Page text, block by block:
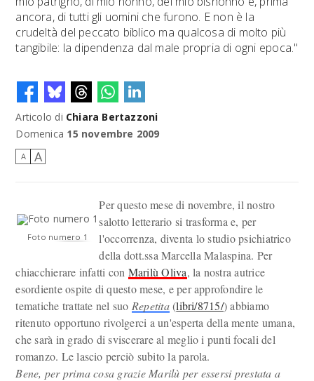
ancora, di tutti gli uomini che furono. E non è la
crudeltà del peccato biblico ma qualcosa di molto più
tangibile: la dipendenza dal male propria di ogni epoca."
Articolo di Chiara Bertazzoni
Domenica 15 novembre 2009
A A
Foto numero 1
Per questo mese di novembre, il nostro
salotto letterario si trasforma e, per
l'occorrenza, diventa lo studio psichiatrico
della dott.ssa Marcella Malaspina. Per
chiacchierare infatti con Marilù Oliva, la nostra autrice
esordiente ospite di questo mese, e per approfondire le
tematiche trattate nel suo Repetita(libri/8715/) abbiamo
ritenuto opportuno rivolgerci a un'esperta della mente umana,
che sarà in grado di sviscerare al meglio i punti focali del
romanzo. Le lascio perciò subito la parola.
Bene, per prima cosa grazie Marilù per essersi prestata a